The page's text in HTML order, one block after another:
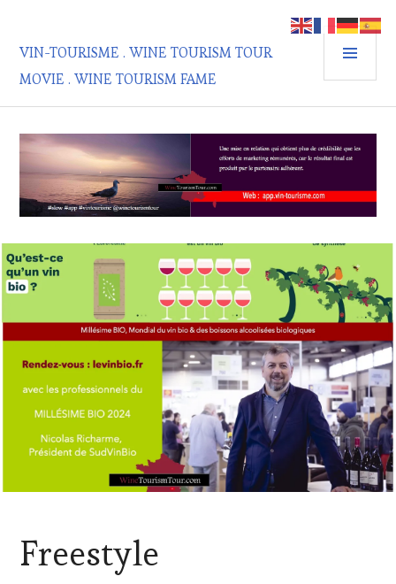
contenu
principal
VIN-TOURISME . WINE TOURISM TOUR
MOVIE . WINE TOURISM FAME
CLUB
:Freestyle